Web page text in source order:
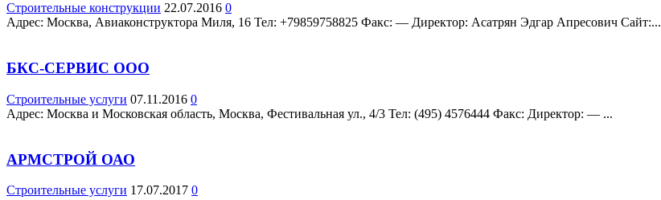
Строительные конструкции 22.07.2016 0
Адрес: Москва, Авиаконструктора Миля, 16 Teл: +79859758825 Факс: — Директор: Асатрян Эдгар Апресович Сайт:...
БКС-СЕРВИС ООО
Строительные услуги 07.11.2016 0
Адрес: Москва и Московская область, Москва, Фестивальная ул., 4/3 Teл: (495) 4576444 Факс: Директор: — ...
АРМСТРОЙ ОАО
Строительные услуги 17.07.2017 0